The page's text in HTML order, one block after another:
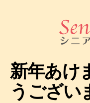
新年あけ
うござい